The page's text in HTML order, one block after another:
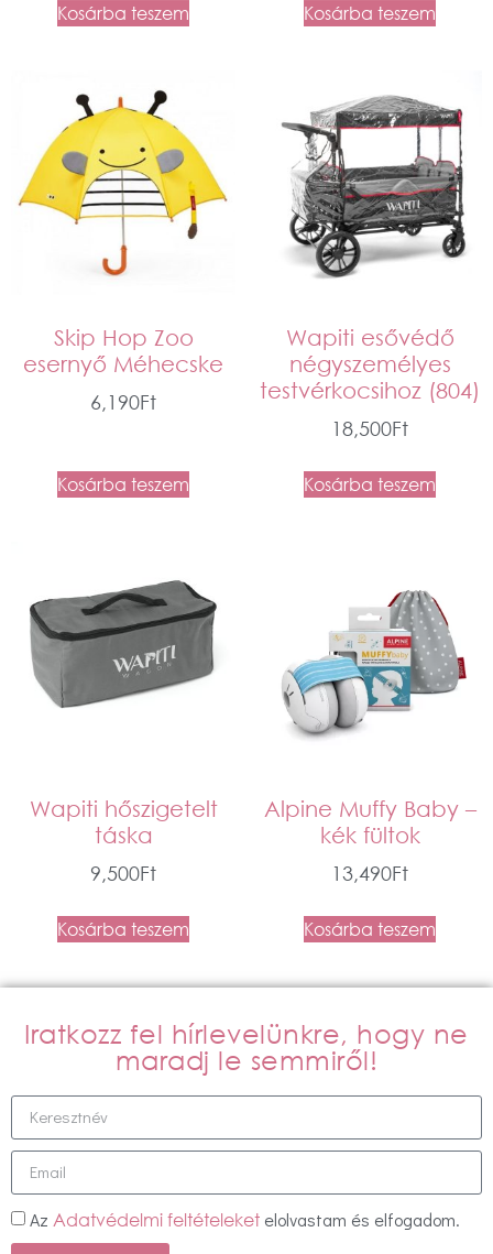
Kosárba teszem Kosárba teszem
Skip Hop Zoo
esernyő Méhecske
6,190Ft
Kosárba teszem
Wapiti esővédő
négyszemélyes
testvérkocsihoz (804)
18,500Ft
Kosárba teszem
Wapiti hőszigetelt
táska
9,500Ft
Kosárba teszem
Alpine Muffy Baby –
kék fültok
13,490Ft
Kosárba teszem
Iratkozz fel hírlevelünkre, hogy ne
maradj le semmiről!
Az Adatvédelmi feltételeket elolvastam és elfogadom.